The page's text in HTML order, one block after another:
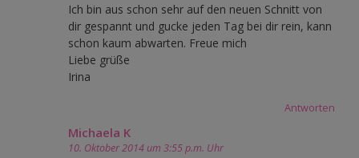
Ich bin aus schon sehr auf den neuen Schnitt von
dir gespannt und gucke jeden Tag bei dir rein, kann
schon kaum abwarten. Freue mich
Liebe grüße
Irina
Antworten
Michaela K
10. Oktober 2014 um 3:55 p.m. Uhr